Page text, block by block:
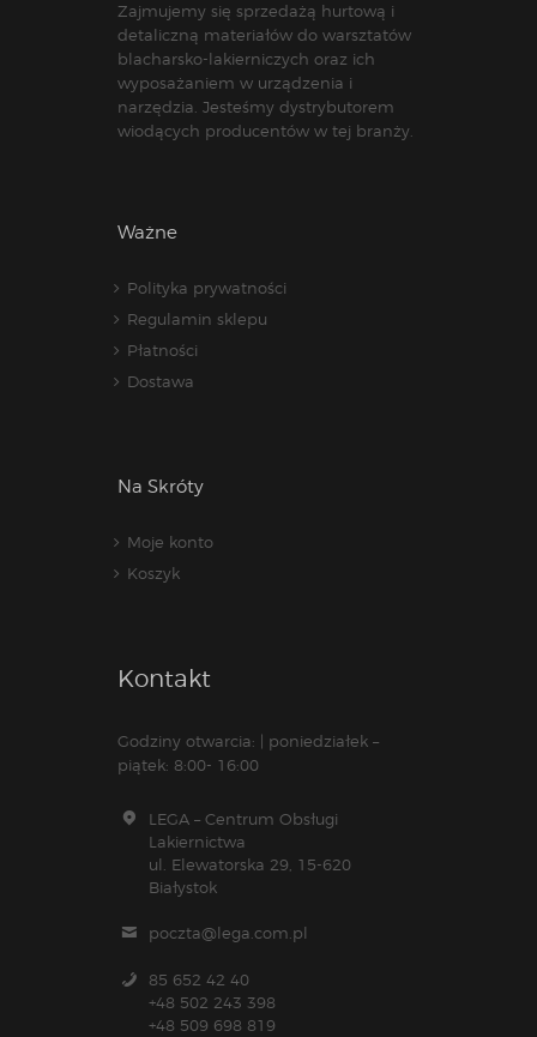
Zajmujemy się sprzedażą hurtową i
detaliczną materiałów do warsztatów
blacharsko-lakierniczych oraz ich
wyposażaniem w urządzenia i
narzędzia. Jesteśmy dystrybutorem
wiodących producentów w tej branży.
Ważne
Polityka prywatności
Regulamin sklepu
Płatności
Dostawa
Na Skróty
Moje konto
Koszyk
Kontakt
Godziny otwarcia: | poniedziałek –
piątek: 8:00- 16:00
LEGA – Centrum Obsługi
Lakiernictwa
ul. Elewatorska 29, 15-620
Białystok
poczta@lega.com.pl
85 652 42 40
+48 502 243 398
+48 509 698 819